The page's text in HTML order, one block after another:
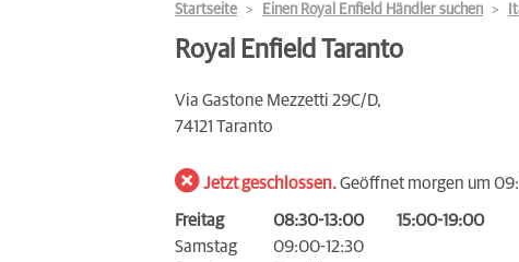
Startseite Einen Royal Enfield Händler suchen
Royal Enfield Taranto
Via Gastone Mezzetti 29C/D,
74121 Taranto
Jetzt geschlossen.Geöffnet morgen um
Freitag 08:30-13:00
15:00-19:00
Samstag
09:00-12:30